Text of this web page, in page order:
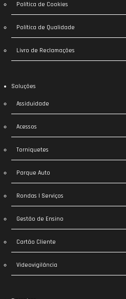
Política de Cookies
Política de Qualidade
Livro de Reclamações
Soluções
Assiduidade
Acessos
Torniquetes
Parque Auto
Rondas | Serviços
Gestão de Ensino
Cartão Cliente
Videovigilância